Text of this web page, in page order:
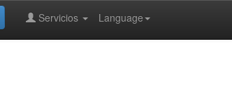
Language
Servicios